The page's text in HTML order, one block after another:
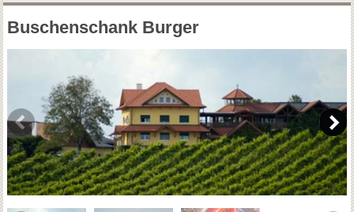
Buschenschank Burger